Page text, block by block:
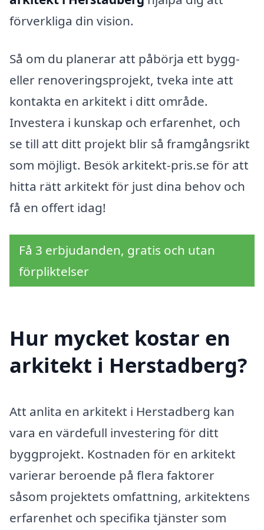
förverkliga din vision.
Så om du planerar att påbörja ett bygg-
eller renoveringsprojekt, tveka inte att
kontakta en arkitekt i ditt område.
Investera i kunskap och erfarenhet, och
se till att ditt projekt blir så framgångsrikt
som möjligt. Besök arkitekt-pris.se för att
hitta rätt arkitekt för just dina behov och
få en offert idag!
Få 3 erbjudanden, gratis och utan
förpliktelser
Hur mycket kostar en
arkitekt i Herstadberg?
Att anlita en arkitekt i Herstadberg kan
vara en värdefull investering för ditt
byggprojekt. Kostnaden för en arkitekt
varierar beroende på flera faktorer
såsom projektets omfattning, arkitektens
erfarenhet och specifika tjänster som